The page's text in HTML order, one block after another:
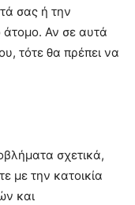
σας ή την
άτομο. Αν σε αυτά
τότε θα πρέπει να
σχετικά,
με την κατοικία
και